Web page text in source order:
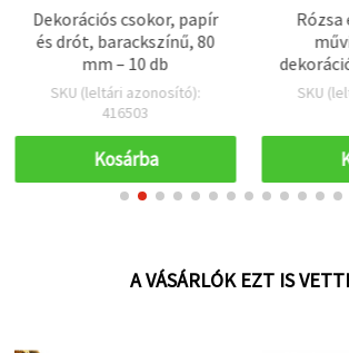
Dekorációs csokor, papír
és drót, barackszínű, 80
mm – 10 db
SKU (leltári azonosító):
416503
Kosárba
Rózsa
SKU
A VÁSÁRLÓK EZT IS